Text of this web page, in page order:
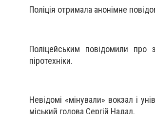
Поліція отримала анонімне
Поліцейським повідомили про
піротехніки.
Невідомі «мінували» вокзал і
міський голова Сергій Надал.